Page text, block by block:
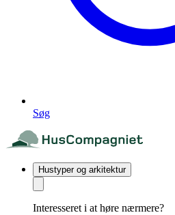
Søg
Hustyper og arkitektur
Interesseret i at høre nærmere?